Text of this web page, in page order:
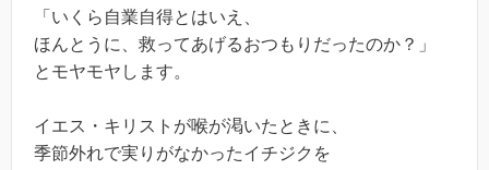
「いくら自業自得とはいえ、
ほんとうに、救ってあげるおつもりだったのか？」
とモヤモヤします。
イエス・キリストが喉が渇いたときに、
季節外れで実りがなかったイチジクを